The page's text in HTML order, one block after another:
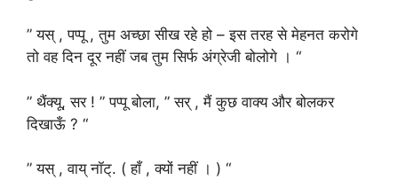
” यस् , पप्पू , तुम अच्छा सीख रहे हो – इस तरह से मेहनत करोगे
तो वह दिन दूर नहीं जब तुम सिर्फ अंग्रेजी बोलोगे । “
” थैंक्यू, सर ! ” पप्पू बोला, ” सर् , मैं कुछ वाक्य और बोलकर
दिखाऊँ ? “
” यस् , वाय् नॉट्. ( हाँ , क्यों नहीं । ) “